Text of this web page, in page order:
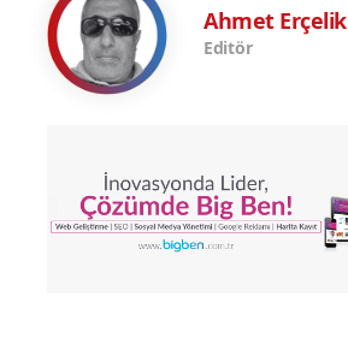
Ahmet Erçelik
Editör